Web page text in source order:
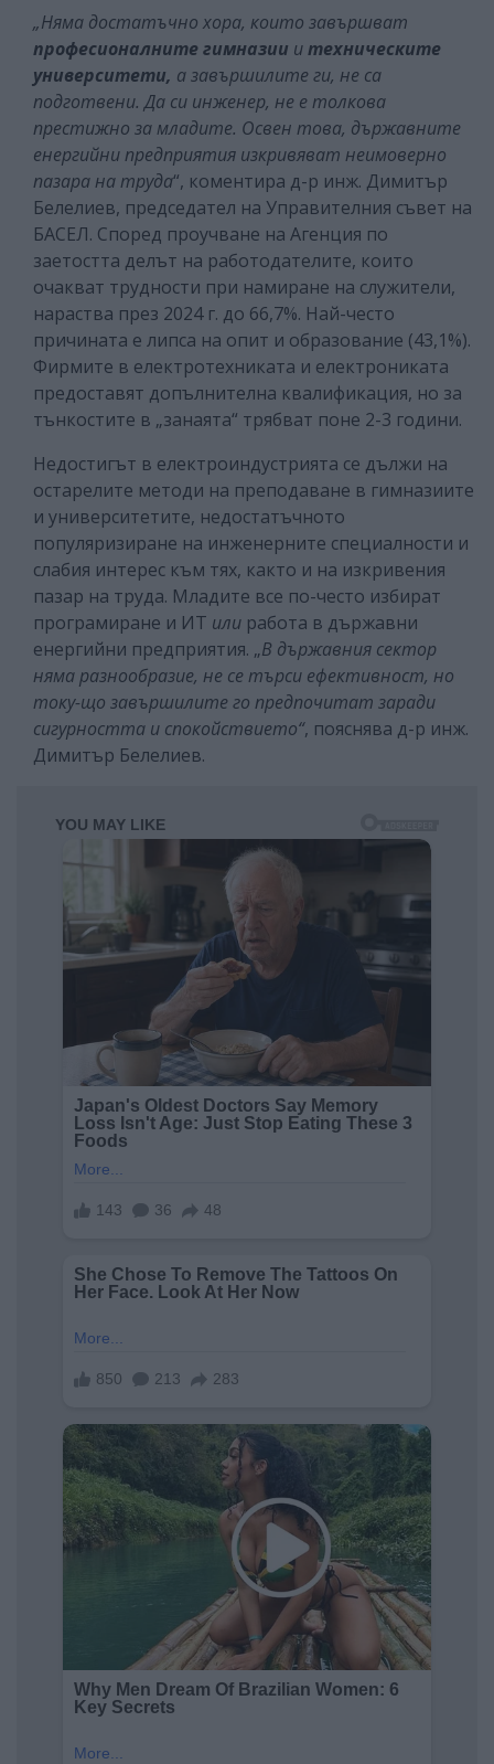
„Няма достатъчно хора, които завършват
професионалните гимназии итехническите
университети, а завършилите ги, не са
подготвени. Да си инженер, не е толкова
престижно за младите. Освен това, държавните
енергийни предприятия изкривяват неимоверно
пазара на труда“, коментира д-р инж. Димитър
Белелиев, председател на Управителния съвет на
БАСЕЛ. Според проучване на Агенция по
заетостта делът на работодателите, които
очакват трудности при намиране на служители,
нараства през 2024 г. до 66,7%. Най-често
причината е липса на опит и образование (43,1%).
Фирмите в електротехниката и електрониката
предоставят допълнителна квалификация, но за
тънкостите в „занаята“ трябват поне 2-3 години.
Недостигът в електроиндустрията се дължи на
остарелите методи на преподаване в гимназиите
и университетите, недостатъчното
популяризиране на инженерните специалности и
слабия интерес към тях, както и на изкривения
пазар на труда. Младите все по-често избират
програмиране и ИТ или работа в държавни
енергийни предприятия. „В държавния сектор
няма разнообразие, не се търси ефективност, но
току-що завършилите го предпочитат заради
сигурността и спокойствието“, пояснява д-р инж.
Димитър Белелиев.